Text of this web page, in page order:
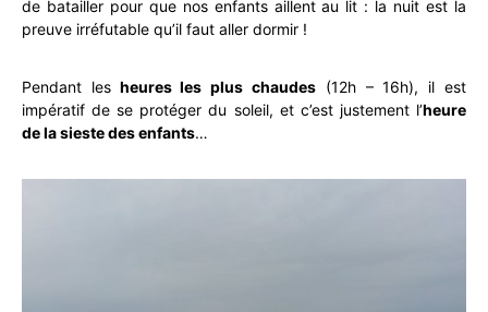
de batailler pour que nos enfants aillent au lit : la nuit est la
preuve irréfutable qu’il faut aller dormir !
Pendant lesheures les plus chaudes (12h – 16h), il est
impératif de se protéger du soleil, et c’est justement l’heure
de la sieste des enfants…